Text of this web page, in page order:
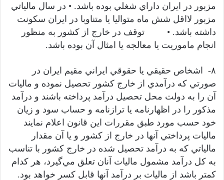
مزبور در ايران داراي شغلي بوده باشد. • در سال مالياتي
مزبور لااقل شش ماه متواليا يا متناوبا در ايران سکونت
داشته باشد. • توقف در خارج از کشور به منظور
انجام ماموريت يا معالجه يا امثال آن بوده باشد.
۸- اشخاص حقيقي يا حقوقي ايراني مقيم ايران در
صورتي که درآمدي از خارج کشور تحصيل نموده و ماليات
آن را به دولت محل تحصيل درآمد پرداخته باشند و درآمد
مذکور را در اظهارنامه يا ترازنامه و حساب سود و زيان
خود حسب مورد طبق مقررات اين قانون اعلام نمايند
ماليات پرداختي آنها در خارج از کشور و يا آن مقدار
مالياتي که به درآمد تحصيل شده در خارج کشور با تناسب
به کل درآمد مشمول ماليات آنان تعلق مي‌گيرد، هر کدام
کمتر باشد از ماليات بر درآمد آنها قابل کسر خواهد بود.